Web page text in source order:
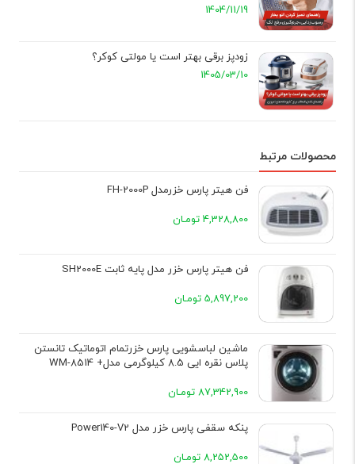
1404/11/19
زودپز برقی بهتر است یا مولتی کوکر؟
1405/03/10
محصولات مرتبط
فن هیتر پارس خزرمدل FH-2000P
4,328,800 تومـان
فن هیتر پارس خزر مدل پایه ثابت SH2000E
5,897,200 تومـان
ماشین لباسشویی پارس خزرتمام اتوماتیک تانستن
پلاس نقره ایی 8.5 کیلوگرمی مدل+ WM-8514
87,342,900 تومـان
پنکه سقفی پارس خزر مدل Power140-V2
8,252,500 تومـان